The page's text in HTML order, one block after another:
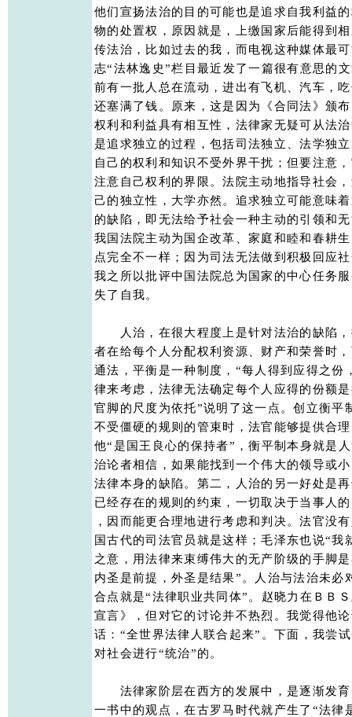
他们宣扬法治的目的可能也是追求自我利益
物的处置权，原因就是，上缴国家后能得到
传法治，比如过去的我，而电视这种媒体最
志“法林逸史”栏目最近发了一篇很有意思的
前有一批人总在流动，进出有飞机、汽车，
还塞满了钱。原来，这是因为《合同法》颁
权利和利益具有相互性，法律家无疑可从法
是追求独立的过程，包括司法独立、法学独
自己的权利和知识不受外界干扰；但要注意
注意自己权利的界限。法院主动地指导社会
己的独立性，大学亦然。追求独立可能意味
的缺陷，即无法给予社会一种主动的引领和
我国法院主动为国企改革、家庭和睦和春耕
点完全不一样；因为司法无法做到积极回应
我之所以批评中国法院总为国家的中心任务
失了自我。
人治，在很大程度上是针对法治的缺陷，
者在给每个人分配权利资源、财产和荣誉时
通法，平衡是一种制度，“每人得到应得之份
律来考虑，法律无法确定每个人应得的份额
官脚的尺度为依托”说明了这一点。创立衡平
不受僵硬的规则的管束时，法官能够提供合
他“是国王良心的保持者”，衡平制本身就是
治论者相信，如果能找到一个伟大的领导或
法律本身的缺陷。第二，人治的另一好处是
已经存在的规则的约束，一切取决于当事人
，因而能更合理地进行考虑和判决。法官没
国古代的司法官员就是这样；毛泽东也说“
之意，用法律来束缚伟大的无产阶级的手脚
内圣是前提，外圣是结果”。人治与法治未
合点就是“法律职业共同体”。赵晓力在ＢＢ
宣言》，但对它的讨论并不热烈。我觉得他
话：“全世界法律人联合起来”。下面，我尝
对社会进行“统治”的。
法律家阶层在西方的发展中，是逐渐发育
一书中的观点，在古罗马时代就产生了“法律